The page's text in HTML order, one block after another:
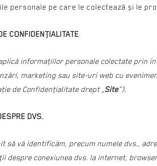
personale pe care le colectează și le
CONFIDENŢIALITATE
informaţiilor personale colectate prin
marketing sau site-uri web cu
de Confidenţialitate drept „Site").
DVS.
să vă identificăm, precum numele dvs.,
despre conexiunea dvs. la internet,